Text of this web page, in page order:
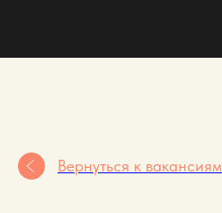
Вернуться к вакансиям